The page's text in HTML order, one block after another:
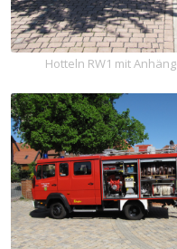
Hotteln RW1 mit